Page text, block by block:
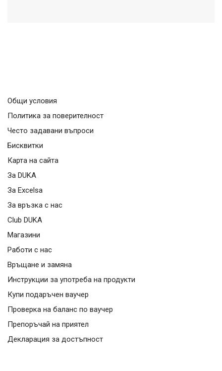
Общи условия
Политика за поверителност
Често задавани въпроси
Бисквитки
Карта на сайта
За DUKA
За Excelsa
За връзка с нас
Club DUKA
Магазини
Работи с нас
Връщане и замяна
Инструкции за употреба на продукти
Купи подаръчен ваучер
Проверка на баланс по ваучер
Препоръчай на приятел
Декларация за достъпност